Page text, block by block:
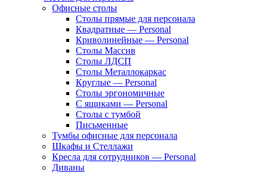
Офисные столы
Столы прямые для персонала
Квадратные — Personal
Криволинейные — Personal
Столы Массив
Столы ЛДСП
Столы Металлокаркас
Круглые — Personal
Столы эргономичные
С ящиками — Personal
Столы с тумбой
Письменные
Тумбы офисные для персонала
Шкафы и Стеллажи
Кресла для сотрудников — Personal
Диваны